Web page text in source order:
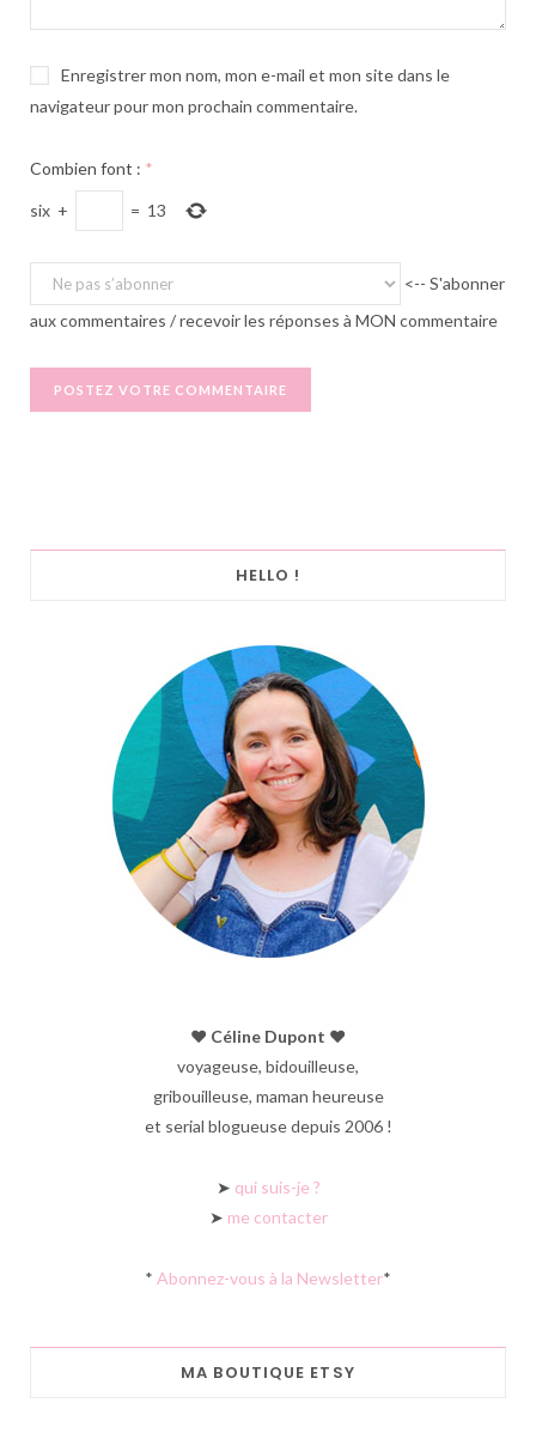
Enregistrer mon nom, mon e-mail et mon site dans le
navigateur pour mon prochain commentaire.
Combien font : *
six + = 13
<-- S'abonner
aux commentaires / recevoir les réponses à MON commentaire
HELLO !
♥︎ Céline Dupont ♥︎
voyageuse, bidouilleuse,
gribouilleuse, maman heureuse
et serial blogueuse depuis 2006 !
➤ qui suis-je ?
➤ me contacter
* Abonnez-vous à la Newsletter*
MA BOUTIQUE ETSY